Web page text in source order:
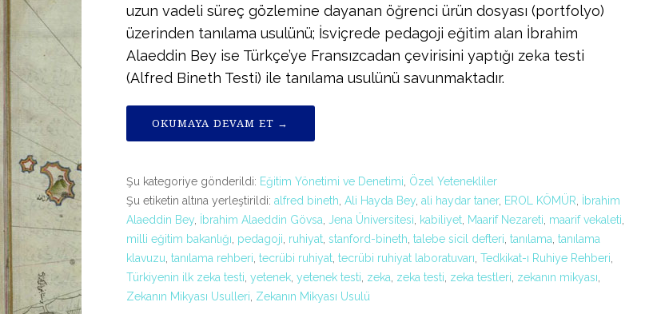
uzun vadeli süreç gözlemine dayanan öğrenci ürün dosyası (portfolyo)
üzerinden tanılama usulünü; İsviçrede pedagoji eğitim alan İbrahim
Alaeddin Bey ise Türkçe’ye Fransızcadan çevirisini yaptığı zeka testi
(Alfred Bineth Testi) ile tanılama usulünü savunmaktadır.
OKUMAYA DEVAM ET →
Şu kategoriye gönderildi: Eğitim Yönetimi ve Denetimi, Özel Yetenekliler
Şu etiketin altına yerleştirildi: alfred bineth, Ali Hayda Bey, ali haydar taner, EROL KÖMÜR, İbrahim
Alaeddin Bey, İbrahim Alaeddin Gövsa, Jena Üniversitesi, kabiliyet, Maarif Nezareti, maarif vekaleti,
milli eğitim bakanlığı, pedagoji, ruhiyat, stanford-bineth, talebe sicil defteri, tanılama, tanılama
klavuzu, tanılama rehberi, tecrübi ruhiyat, tecrübi ruhiyat laboratuvarı, Tedkikat-ı Ruhiye Rehberi,
Türkiyenin ilk zeka testi, yetenek, yetenek testi, zeka, zeka testi, zeka testleri, zekanın mikyası,
Zekanın Mikyası Usulleri, Zekanın Mikyası Usulü